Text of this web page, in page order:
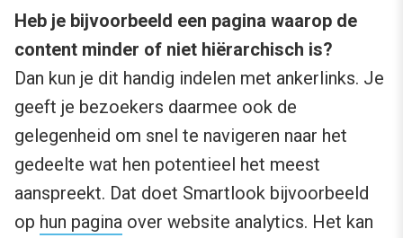
Heb je bijvoorbeeld een pagina waarop de
content minder of niet hiërarchisch is?
Dan kun je dit handig indelen met ankerlinks. Je
geeft je bezoekers daarmee ook de
gelegenheid om snel te navigeren naar het
gedeelte wat hen potentieel het meest
aanspreekt. Dat doet Smartlook bijvoorbeeld
op hun pagina over website analytics. Het kan